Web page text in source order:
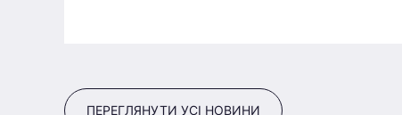
ПЕРЕГЛЯНУТИ УСІ НОВИНИ